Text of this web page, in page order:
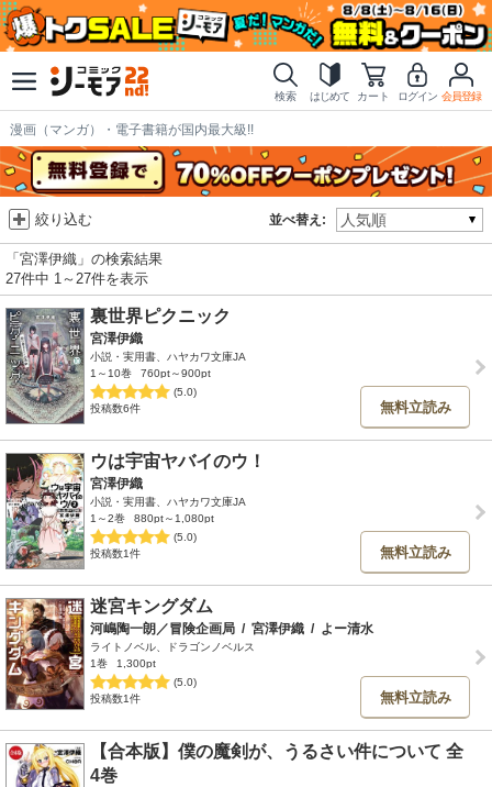
検索 はじめて カート ログイン 会員登録
漫画（マンガ）・電子書籍が国内最大級!!
並べ替え:
絞り込む
「宮澤伊織」の検索結果
27件中 1～27件を表示
裏世界ピクニック
宮澤伊織
小説・実用書、ハヤカワ文庫JA
1～10巻
760pt～900pt
(5.0)
投稿数6件
無料立読み
ウは宇宙ヤバイのウ！
宮澤伊織
小説・実用書、ハヤカワ文庫JA
1～2巻
880pt～1,080pt
(5.0)
投稿数1件
無料立読み
迷宮キングダム
河嶋陶一朗／冒険企画局 / 宮澤伊織 / よー清水
ライトノベル、ドラゴンノベルス
1巻
1,300pt
(5.0)
投稿数1件
無料立読み
【合本版】僕の魔剣が、うるさい件について 全
4巻